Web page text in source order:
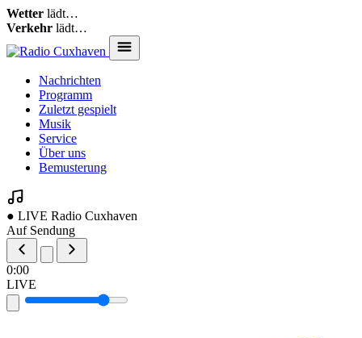
Wetter lädt…
Verkehr lädt…
Nachrichten
Programm
Zuletzt gespielt
Musik
Service
Über uns
Bemusterung
● LIVE Radio Cuxhaven
Auf Sendung
0:00
LIVE